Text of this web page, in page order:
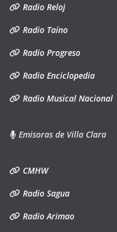
Radio Reloj
Radio Taíno
Radio Progreso
Radio Enciclopedia
Radio Musical Nacional
Emisoras de Villa Clara
CMHW
Radio Sagua
Radio Arimao